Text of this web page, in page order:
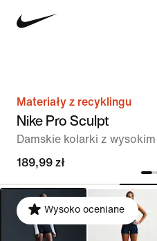
Materiały z recyklingu
Nike Pro Sculpt
Damskie kolarki z
189,99 zł
Wysoko oceniane